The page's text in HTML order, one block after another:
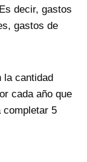
decir, gastos
gastos de
la cantidad
cada año que
completar 5